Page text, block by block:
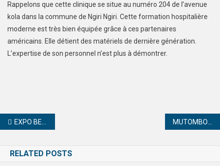
Rappelons que cette clinique se situe au numéro 204 de l’avenue
kola dans la commune de Ngiri Ngiri. Cette formation hospitalière
moderne est très bien équipée grâce à ces partenaires
américains. Elle détient des matériels de dernière génération.
L’expertise de son personnel n’est plus à démontrer.
EXPO BETON : Judith Suminwa lance la deuxième phase à Matadi au Kongo Central MUTOMBO DIKEMBE nous a quittés….
RELATED POSTS